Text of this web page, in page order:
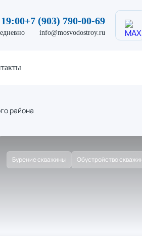
+7 (903) 790-00-69
info@mosvodostroy.ru
района
Бурение скважины Обустройство